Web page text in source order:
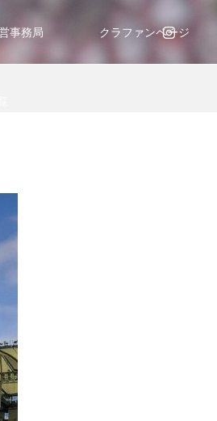
事務局 クラファンページ